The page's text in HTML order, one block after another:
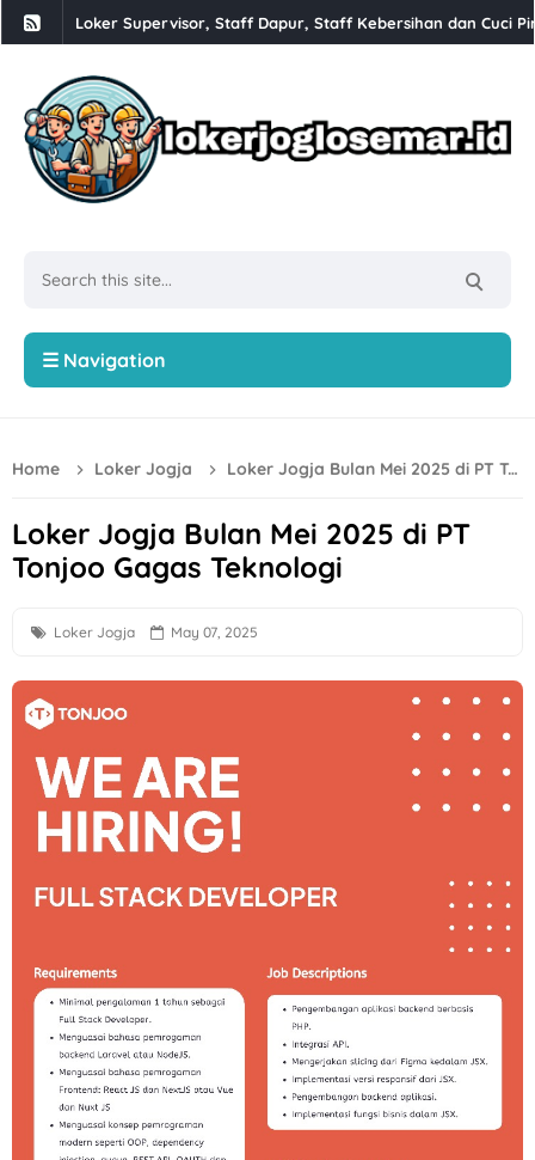
Loker Supervisor, Staff Dapur, Staff Kebersihan dan Cuci
Loker Solo 3 Posisi di PT Pracima Boga Sana
Loker Bulan Agustus 2026 di PT Prima Parquet Indonesia
Lowongan Kerja XLC Promotor di XLSmart Semarang
Loker PT Generasi Motor Sukses Solo Posisi Security, Driver
Loker PROJMX Apparel Solo Baru untuk Lulusan D3/S1
Loker Sales Counter, Helper Toko di Toko Super Grosir
Loker Crew Dapur, Kepala Outlet di Djuragan Group
Loker Perbankan Sukoharjo Lulusan SMA dan D3 di PT BPR
Loker Solo Terbaru Lulusan D3 di Sayekti
Loker Kota Semarang di CV Bumi Raya Indonesia Bulan
Loker Crew Gudang Produksi di Keprabon Group Sukoharjo
Loker Supervisor Store dan Barista di Pangestu Coffee
Loker Technical Sales, Social Media & Counter Officer di
Loker Operator Mesin Kayu, Tukang Kayu PT Venus Java
Loker Semarang Terbaru di Booba Bloom
Loker Solo Raya Posisi Staff Minuman, Dishwasher, Kasir,
Loker Canvasser di PT Kinarya Alihdaya Mandiri Semarang
☰ Navigation
Home Loker Jogja Loker Jogja Bulan Mei 2025 di PT Tonjoo Gagas Teknologi
Loker Jogja Bulan Mei 2025 di PT
Tonjoo Gagas Teknologi
Loker Jogja May 07, 2025